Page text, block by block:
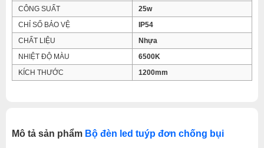
CÔNG SUẤT
25w
CHỈ SỐ BẢO VỆ
IP54
CHẤT LIỆU
Nhựa
NHIỆT ĐỘ MÀU
6500K
KÍCH THƯỚC
1200mm
Mô tả sản phẩm Bộ đèn led tuýp đơn chống bụi